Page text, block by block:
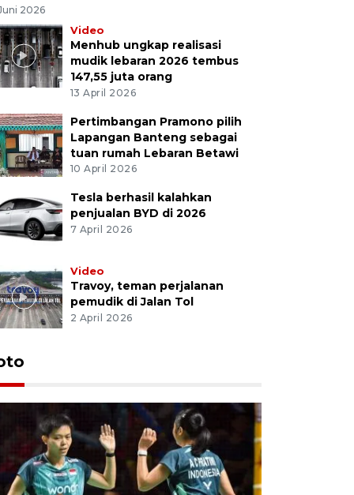
2026
Video
Menhub ungkap realisasi
mudik lebaran 2026 tembus
147,55 juta orang
13 April 2026
Pertimbangan Pramono pilih
Lapangan Banteng sebagai
tuan rumah Lebaran Betawi
10 April 2026
Tesla berhasil kalahkan
penjualan BYD di 2026
7 April 2026
Video
Travoy, teman perjalanan
pemudik di Jalan Tol
2 April 2026